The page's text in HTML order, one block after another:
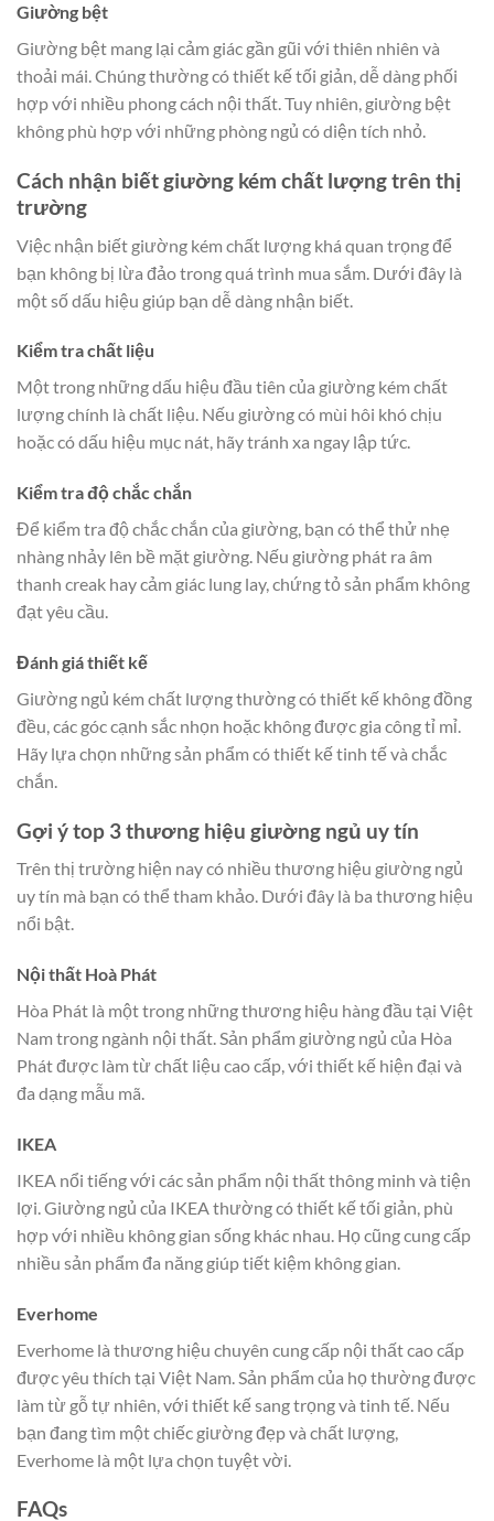
Giường bệt
Giường bệt mang lại cảm giác gần gũi với thiên nhiên và
thoải mái. Chúng thường có thiết kế tối giản, dễ dàng phối
hợp với nhiều phong cách nội thất. Tuy nhiên, giường bệt
không phù hợp với những phòng ngủ có diện tích nhỏ.
Cách nhận biết giường kém chất lượng trên thị
trường
Việc nhận biết giường kém chất lượng khá quan trọng để
bạn không bị lừa đảo trong quá trình mua sắm. Dưới đây là
một số dấu hiệu giúp bạn dễ dàng nhận biết.
Kiểm tra chất liệu
Một trong những dấu hiệu đầu tiên của giường kém chất
lượng chính là chất liệu. Nếu giường có mùi hôi khó chịu
hoặc có dấu hiệu mục nát, hãy tránh xa ngay lập tức.
Kiểm tra độ chắc chắn
Để kiểm tra độ chắc chắn của giường, bạn có thể thử nhẹ
nhàng nhảy lên bề mặt giường. Nếu giường phát ra âm
thanh creak hay cảm giác lung lay, chứng tỏ sản phẩm không
đạt yêu cầu.
Đánh giá thiết kế
Giường ngủ kém chất lượng thường có thiết kế không đồng
đều, các góc cạnh sắc nhọn hoặc không được gia công tỉ mỉ.
Hãy lựa chọn những sản phẩm có thiết kế tinh tế và chắc
chắn.
Gợi ý top 3 thương hiệu giường ngủ uy tín
Trên thị trường hiện nay có nhiều thương hiệu giường ngủ
uy tín mà bạn có thể tham khảo. Dưới đây là ba thương hiệu
nổi bật.
Nội thất Hoà Phát
Hòa Phát là một trong những thương hiệu hàng đầu tại Việt
Nam trong ngành nội thất. Sản phẩm giường ngủ của Hòa
Phát được làm từ chất liệu cao cấp, với thiết kế hiện đại và
đa dạng mẫu mã.
IKEA
IKEA nổi tiếng với các sản phẩm nội thất thông minh và tiện
lợi. Giường ngủ của IKEA thường có thiết kế tối giản, phù
hợp với nhiều không gian sống khác nhau. Họ cũng cung cấp
nhiều sản phẩm đa năng giúp tiết kiệm không gian.
Everhome
Everhome là thương hiệu chuyên cung cấp nội thất cao cấp
được yêu thích tại Việt Nam. Sản phẩm của họ thường được
làm từ gỗ tự nhiên, với thiết kế sang trọng và tinh tế. Nếu
bạn đang tìm một chiếc giường đẹp và chất lượng,
Everhome là một lựa chọn tuyệt vời.
FAQs